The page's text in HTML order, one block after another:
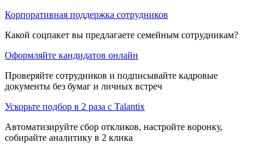
Корпоративная поддержка сотрудников
Какой соцпакет вы предлагаете семейным сотрудникам?
Оформляйте кандидатов онлайн
Проверяйте сотрудников и подписывайте кадровые
документы без бумаг и личных встреч
Ускорьте подбор в 2 раза с Talantix
Автоматизируйте сбор откликов, настройте воронку,
собирайте аналитику в 2 клика